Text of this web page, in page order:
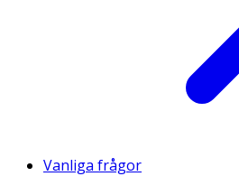
Vanliga frågor